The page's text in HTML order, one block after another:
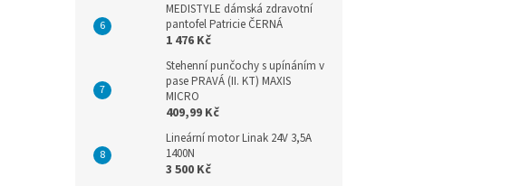
MEDISTYLE dámská zdravotní
pantofel Patricie ČERNÁ
1 476 Kč
Stehenní punčochy s upínáním v
pase PRAVÁ (II. KT) MAXIS
MICRO
409,99 Kč
Lineární motor Linak 24V 3,5A
1400N
3 500 Kč